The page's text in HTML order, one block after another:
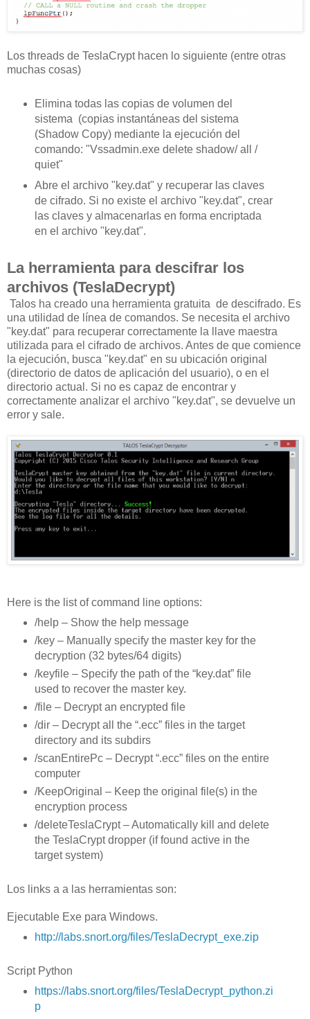
Los threads de TeslaCrypt hacen lo siguiente (entre otras
muchas cosas)
Elimina todas las copias de volumen del
sistema (copias instantáneas del sistema
(Shadow Copy) mediante la ejecución del
comando: "Vssadmin.exe delete shadow/ all /
quiet"
Abre el archivo "key.dat" y recuperar las claves
de cifrado. Si no existe el archivo "key.dat", crear
las claves y almacenarlas en forma encriptada
en el archivo "key.dat".
La herramienta para descifrar los
archivos (TeslaDecrypt)
Talos ha creado una herramienta gratuita de descifrado. Es
una utilidad de línea de comandos. Se necesita el archivo
"key.dat" para recuperar correctamente la llave maestra
utilizada para el cifrado de archivos. Antes de que comience
la ejecución, busca "key.dat" en su ubicación original
(directorio de datos de aplicación del usuario), o en el
directorio actual. Si no es capaz de encontrar y
correctamente analizar el archivo "key.dat", se devuelve un
error y sale.
Here is the list of command line options:
/help – Show the help message
/key – Manually specify the master key for the
decryption (32 bytes/64 digits)
/keyfile – Specify the path of the “key.dat” file
used to recover the master key.
/file – Decrypt an encrypted file
/dir – Decrypt all the “.ecc” files in the target
directory and its subdirs
/scanEntirePc – Decrypt “.ecc” files on the entire
computer
/KeepOriginal – Keep the original file(s) in the
encryption process
/deleteTeslaCrypt – Automatically kill and delete
the TeslaCrypt dropper (if found active in the
target system)
Los links a a las herramientas son:
Ejecutable Exe para Windows.
http://labs.snort.org/files/TeslaDecrypt_exe.zip
Script Python
https://labs.snort.org/files/TeslaDecrypt_python.zi
p